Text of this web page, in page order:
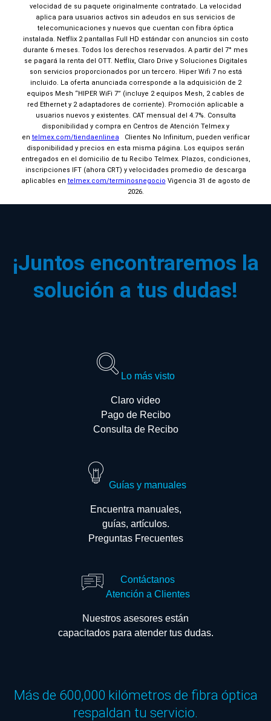
6 meses van por nuestra cuenta
Continuar orden
velocidad de su paquete originalmente contratado. La velocidad
aplica para usuarios activos sin adeudos en sus servicios de
telecomunicaciones y nuevos que cuentan con fibra óptica
instalada. Netflix 2 pantallas Full HD estándar con anuncios sin costo
durante 6 meses. Todos los derechos reservados. A partir del 7° mes
se pagará la renta del OTT. Netflix, Claro Drive y Soluciones Digitales
son servicios proporcionados por un tercero. Hiper Wifi 7 no está
incluido. La oferta anunciada corresponde a la adquisición de 2
equipos Mesh “HIPER WiFi 7” (incluye 2 equipos Mesh, 2 cables de
red Ethernet y 2 adaptadores de corriente). Promoción aplicable a
usuarios nuevos y existentes. CAT mensual del 4.7%. Consulta
disponibilidad y compra en Centros de Atención Telmex y
en telmex.com/tiendaenlineaClientes No Infinitum, pueden verificar
disponibilidad y precios en esta misma página. Los equipos serán
entregados en el domicilio de tu Recibo Telmex. Plazos, condiciones,
inscripciones IFT (ahora CRT) y velocidades promedio de descarga
aplicables en telmex.com/terminosnegocio Vigencia 31 de agosto de
2026.
¡Juntos encontraremos la
solución a tus dudas!
Lo más visto
Claro video
Pago de Recibo
Consulta de Recibo
Guías y manuales
Encuentra manuales,
guías, artículos.
Preguntas Frecuentes
Contáctanos
Atención a Clientes
Nuestros asesores están
capacitados para atender tus dudas.
Más de 600,000 kilómetros de fibra óptica
respaldan tu servicio.